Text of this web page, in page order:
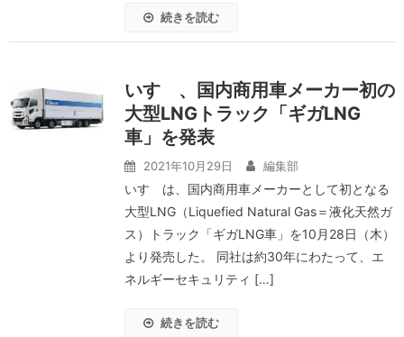
続きを読む
いすゞ、国内商用車メーカー初の
大型LNGトラック「ギガLNG
車」を発表
2021年10月29日 編集部
いすゞは、国内商用車メーカーとして初となる
大型LNG（Liquefied Natural Gas＝液化天然ガ
ス）トラック「ギガLNG車」を10月28日（木）
より発売した。 同社は約30年にわたって、エ
ネルギーセキュリティ […]
続きを読む